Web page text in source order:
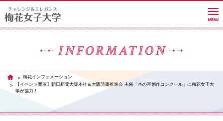
TOP 梅花インフォメーション
【イベント開催】朝日新聞大阪本社＆大阪読書推進会 主催「本の帯創作コンクール」に梅花女子大
学が協力！